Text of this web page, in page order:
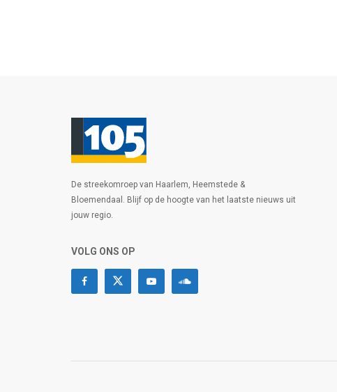
De streekomroep van Haarlem, Heemstede &
Bloemendaal. Blijf op de hoogte van het laatste nieuws uit
jouw regio.
VOLG ONS OP